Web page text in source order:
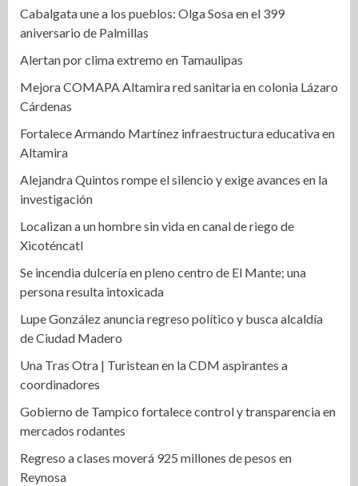
Cabalgata une a los pueblos: Olga Sosa en el 399
aniversario de Palmillas
Alertan por clima extremo en Tamaulipas
Mejora COMAPA Altamira red sanitaria en colonia Lázaro
Cárdenas
Fortalece Armando Martínez infraestructura educativa en
Altamira
Alejandra Quintos rompe el silencio y exige avances en la
investigación
Localizan a un hombre sin vida en canal de riego de
Xicoténcatl
Se incendia dulcería en pleno centro de El Mante; una
persona resulta intoxicada
Lupe González anuncia regreso político y busca alcaldía
de Ciudad Madero
Una Tras Otra | Turistean en la CDM aspirantes a
coordinadores
Gobierno de Tampico fortalece control y transparencia en
mercados rodantes
Regreso a clases moverá 925 millones de pesos en
Reynosa